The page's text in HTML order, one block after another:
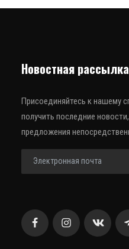
Новостная рассылка
Присоединяйтесь к нашему
получить последние
предложения